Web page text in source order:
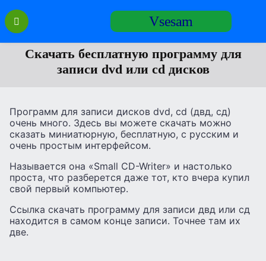
Перейти
содержанию
Vsesam
Скачать бесплатную программу для
записи dvd или cd дисков
Программ для записи дисков dvd, cd (двд, сд)
очень много. Здесь вы можете скачать можно
сказать миниатюрную, бесплатную, с русским и
очень простым интерфейсом.
Называется она «Small CD-Writer» и настолько
проста, что разберется даже тот, кто вчера купил
свой первый компьютер.
Ссылка скачать программу для записи двд или сд
находится в самом конце записи. Точнее там их
две.